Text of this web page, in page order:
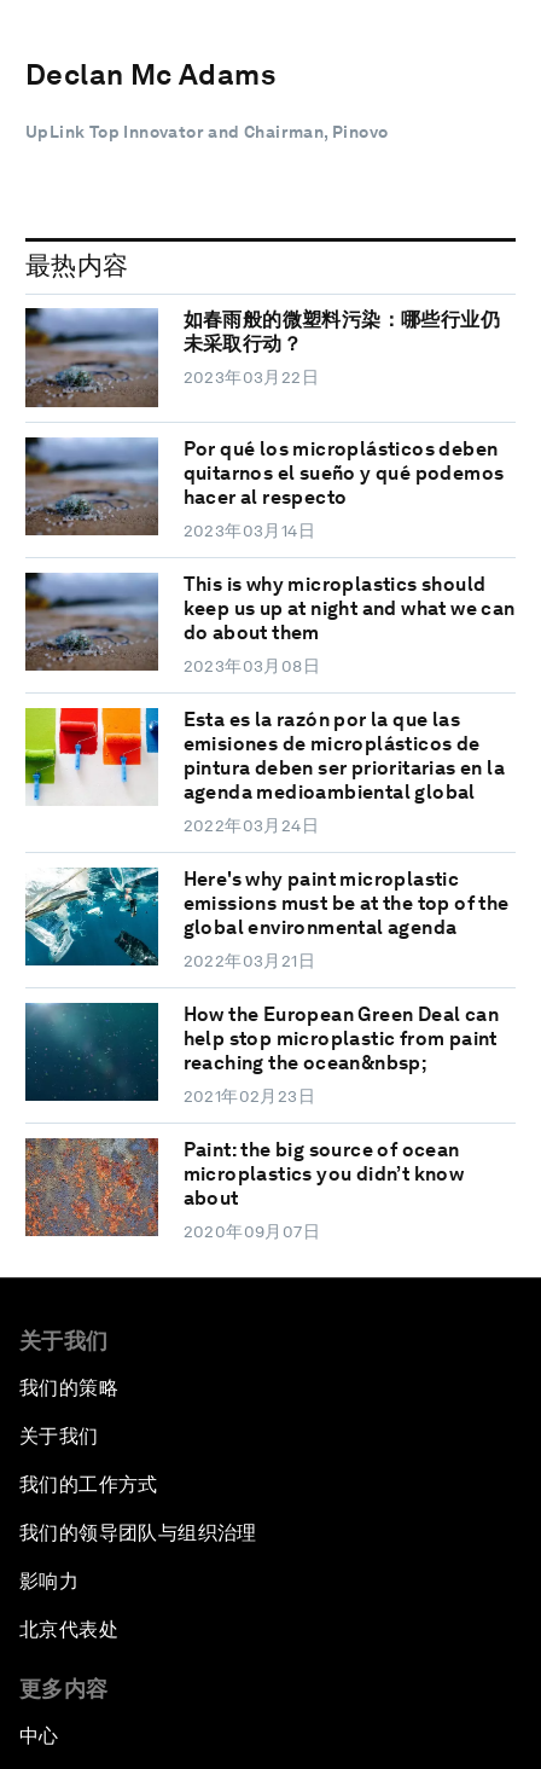
Declan Mc Adams
UpLink Top Innovator and Chairman, Pinovo
最热内容
如春雨般的微塑料污染：哪些行业仍
未采取行动？
2023年03月22日
Por qué los microplásticos deben
quitarnos el sueño y qué podemos
hacer al respecto
2023年03月14日
This is why microplastics should
keep us up at night and what we can
do about them
2023年03月08日
Esta es la razón por la que las
emisiones de microplásticos de
pintura deben ser prioritarias en la
agenda medioambiental global
2022年03月24日
Here's why paint microplastic
emissions must be at the top of the
global environmental agenda
2022年03月21日
How the European Green Deal can
help stop microplastic from paint
reaching the ocean&nbsp;
2021年02月23日
Paint: the big source of ocean
microplastics you didn’t know
about
2020年09月07日
关于我们
我们的策略
关于我们
我们的工作方式
我们的领导团队与组织治理
影响力
北京代表处
更多内容
中心